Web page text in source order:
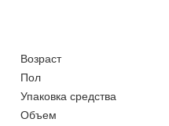
Возраст
Пол
Упаковка средства
Объем